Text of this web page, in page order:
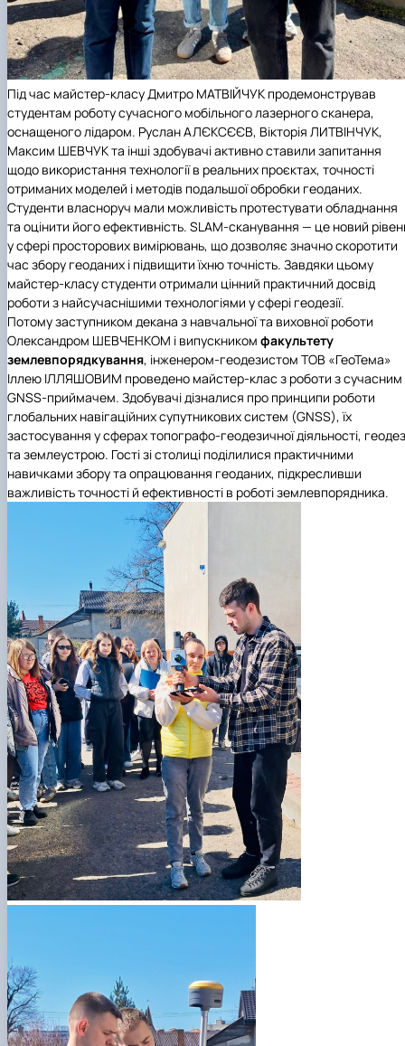
Під час майстер-класу Дмитро МАТВІЙЧУК продемонстрував
студентам роботу сучасного мобільного лазерного сканера,
оснащеного лідаром. Руслан АЛЄКСЄЄВ, Вікторія ЛИТВІНЧУК,
Максим ШЕВЧУК та інші здобувачі активно ставили запитання
щодо використання технології в реальних проєктах, точності
отриманих моделей і методів подальшої обробки геоданих.
Студенти власноруч мали можливість протестувати обладнання
та оцінити його ефективність. SLAM-сканування — це новий
у сфері просторових вимірювань, що дозволяє значно скоротити
час збору геоданих і підвищити їхню точність. Завдяки цьому
майстер-класу студенти отримали цінний практичний досвід
роботи з найсучаснішими технологіями у сфері геодезії.
Потому заступником декана з навчальної та виховної роботи
Олександром ШЕВЧЕНКОМ і випускником факультету
землевпорядкування, інженером-геодезистом ТОВ «ГеоТема»
Іллею ІЛЛЯШОВИМ проведено майстер-клас з роботи з сучасним
GNSS-приймачем. Здобувачі дізналися про принципи роботи
глобальних навігаційних супутникових систем (GNSS), їх
застосування у сферах топографо-геодезичної діяльності,
та землеустрою. Гості зі столиці поділилися практичними
навичками збору та опрацювання геоданих, підкресливши
важливість точності й ефективності в роботі землевпорядника.